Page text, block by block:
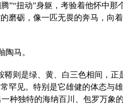
”“扭动”身躯，考验着他怀中那
磨砺，像一匹无畏的奔马，向
陶马。
鞯则是绿、黄、白三色相间，正
罕见。特别是它雄健的体态与
种独特的海纳百川、包罗万象